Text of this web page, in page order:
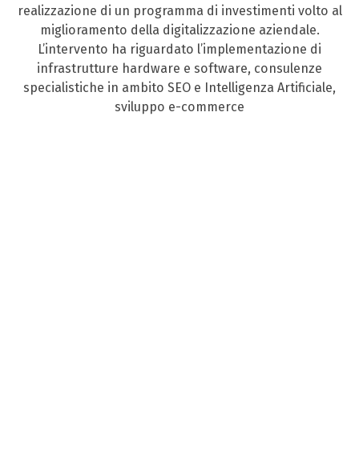
realizzazione di un programma di investimenti volto al
miglioramento della digitalizzazione aziendale.
L’intervento ha riguardato l’implementazione di
infrastrutture hardware e software, consulenze
specialistiche in ambito SEO e Intelligenza Artificiale,
sviluppo e-commerce